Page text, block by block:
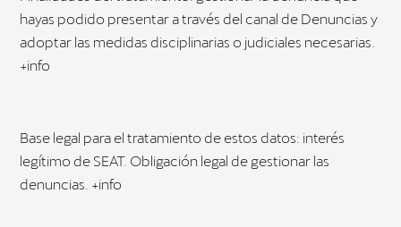
hayas podido presentar a través del canal de Denuncias y
adoptar las medidas disciplinarias o judiciales necesarias.
+info
Base legal para el tratamiento de estos datos: interés
legítimo de SEAT. Obligación legal de gestionar las
denuncias. +info